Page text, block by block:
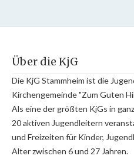
Über die KjG
Die KjG Stammheim ist die
Kirchengemeinde "Zum Guten
Als eine der größten KjGs in
20 aktiven Jugendleitern
und Freizeiten für Kinder,
Alter zwischen 6 und 27 Jahren.